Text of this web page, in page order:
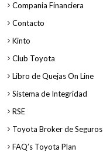
Compania Financiera
Contacto
Kinto
Club Toyota
Libro de Quejas On Line
Sistema de Integridad
RSE
Toyota Broker de Seguros
FAQ’s Toyota Plan